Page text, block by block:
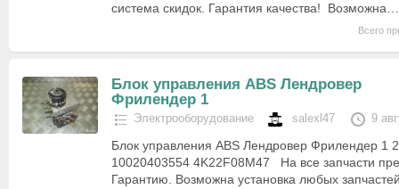
система скидок. Гарантия качества! Возможна…
Всего
Блок управления ABS Лендровер
Фрилендер 1
Электрооборудование salexl47 9
Блок управления ABS Лендровер Фрилендер 1
10020403554 4K22F08M47 На все запчасти
Гарантию. Возможна установка любых